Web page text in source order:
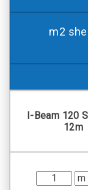
m2
I-Beam 120
12m